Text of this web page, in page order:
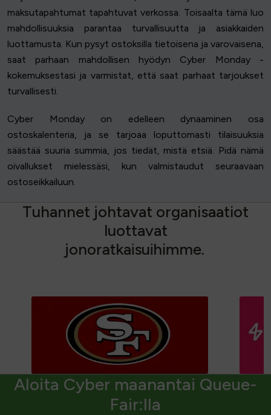
maksutapahtumat tapahtuvat verkossa. Toisaalta tämä luo
mahdollisuuksia parantaa turvallisuutta ja asiakkaiden
luottamusta. Kun pysyt ostoksilla tietoisena ja varovaisena,
saat parhaan mahdollisen hyödyn Cyber Monday -
kokemuksestasi ja varmistat, että saat parhaat tarjoukset
turvallisesti.
Cyber Monday on edelleen dynaaminen osa
ostoskalenteria, ja se tarjoaa loputtomasti tilaisuuksia
säästää suuria summia, jos tiedät, mistä etsiä. Pidä nämä
oivallukset mielessäsi, kun valmistaudut seuraavaan
ostoseikkailuun.
Tuhannet johtavat organisaatiot
luottavat
jonoratkaisuihimme.
Aloita Cyber maanantai Queue-
Fair:lla